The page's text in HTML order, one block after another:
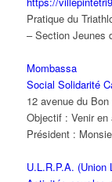
Pratique du
– Section Jeunes
Mombassa
Social Solidarité
12 avenue du
Objectif : Venir
Président :
U.L.R.P.A.